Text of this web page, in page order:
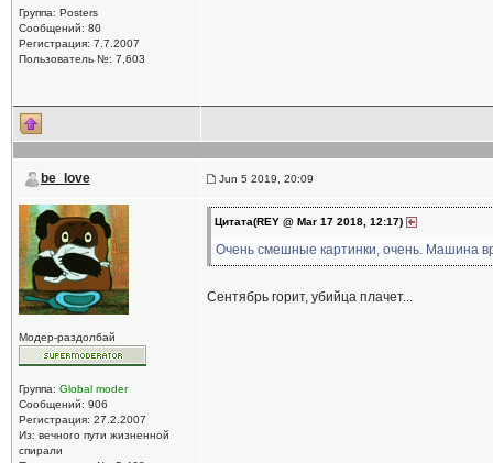
Группа: Posters
Сообщений: 80
Регистрация: 7.7.2007
Пользователь №: 7,603
be_love Jun 5 2019, 20:09
Модер-раздолбай
Группа: Global moder
Сообщений: 906
Регистрация: 27.2.2007
Из: вечного пути жизненной
спирали
Цитата(REY @ Mar 17 2018, 12:17)
Очень смешные картинки, очень. Машина
Сентябрь горит, убийца плачет...